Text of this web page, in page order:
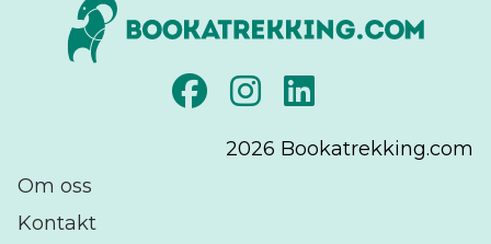
2026 Bookatrekking.com
Om oss
Kontakt